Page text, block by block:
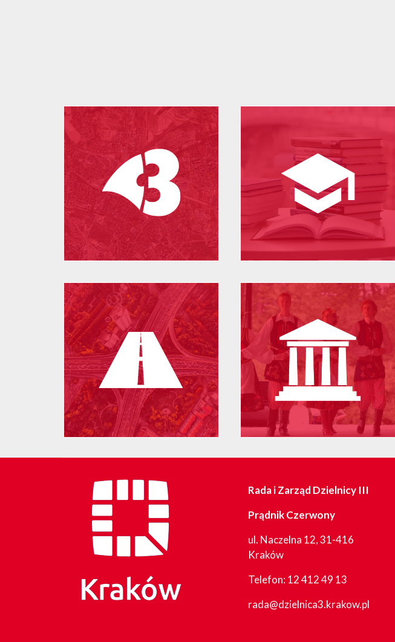
Rada i Zarząd Dzielnicy III
Prądnik Czerwony
ul. Naczelna 12, 31-416
Kraków
Telefon:12 412 49 13
rada@dzielnica3.krakow.pl